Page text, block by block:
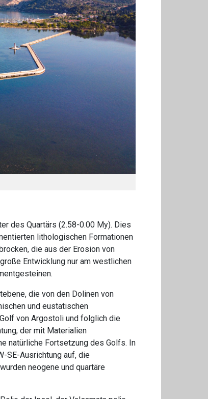
des Quartärs (2.58-0.00 My). Dies
lithologischen Formationen
die aus der Erosion von
Entwicklung nur am westlichen
die von den Dolinen von
und eustatischen
von Argostoli und folglich die
der mit Materialien
natürliche Fortsetzung des Golfs. In
SE-Ausrichtung auf, die
neogene und quartäre